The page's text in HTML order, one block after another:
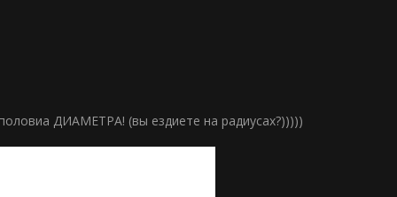
ДИАМЕТРА! (вы ездиете на радиусах?)))))